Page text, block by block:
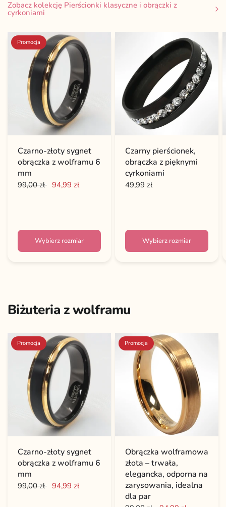
Zobacz kolekcję Pierścionki klasyczne i obrączki z
cyrkoniami
Promocja
Czarno-złoty sygnet
obrączka z wolframu 6
mm
99,00 zł 94,99 zł
Wybierz rozmiar
Czarny pierścionek,
obrączka z pięknymi
cyrkoniami
49,99 zł
Wybierz rozmiar
Biżuteria z wolframu
Promocja
Czarno-złoty sygnet
obrączka z wolframu 6
mm
99,00 zł 94,99 zł
Promocja
Obrączka wolframowa
złota – trwała,
elegancka, odporna na
zarysowania, idealna
dla par